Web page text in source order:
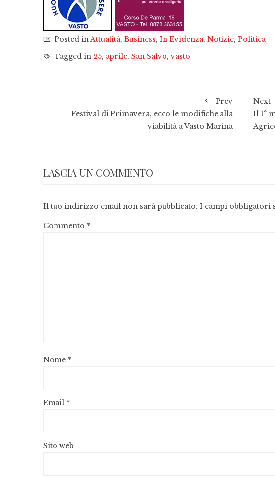
Posted inAttualità, Business, In Evidenza, Notizie, Politica
Tagged in 25, aprile, San Salvo,vasto
Prev
Festival di Primavera, ecco le modifiche alla
viabilità a Vasto Marina
Next
Il 1°
LASCIA UN COMMENTO
Il tuo indirizzo email non sarà pubblicato. I campi obbligatori
Commento *
Nome *
Email *
Sito web